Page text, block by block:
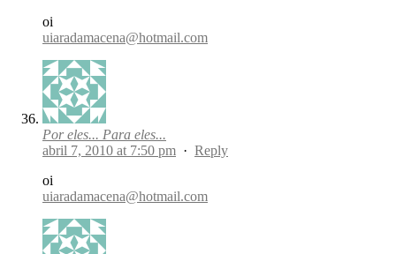
oi
uiaradamacena@hotmail.com
Por eles... Para eles...
abril 7, 2010 at 7:50 pm · Reply
oi
uiaradamacena@hotmail.com